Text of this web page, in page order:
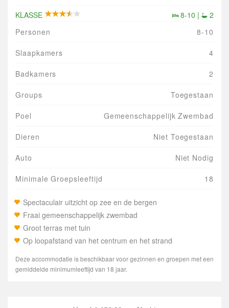
KLASSE 8-10 |
2
Personen
8-10
Slaapkamers 4
Badkamers 2
Groups Toegestaan
Poel Gemeenschappelijk Zwembad
Dieren Niet Toegestaan
Auto Niet Nodig
Minimale Groepsleeftijd 18
Spectaculair uitzicht op zee en de bergen
Fraai gemeenschappelijk zwembad
Groot terras met tuin
Op loopafstand van het centrum en het strand
Deze accommodatie is beschikbaar voor gezinnen en groepen met een
gemiddelde minimumleeftijd van 18 jaar.